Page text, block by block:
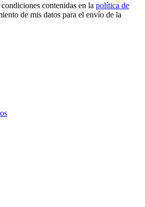
contenidas en la política de
de mis datos para el envío de la